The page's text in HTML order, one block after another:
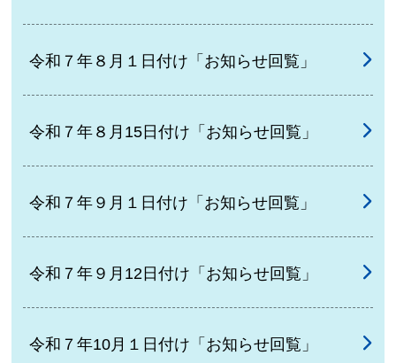
令和７年８月１日付け「お知らせ回覧」
令和７年８月15日付け「お知らせ回覧」
令和７年９月１日付け「お知らせ回覧」
令和７年９月12日付け「お知らせ回覧」
令和７年10月１日付け「お知らせ回覧」